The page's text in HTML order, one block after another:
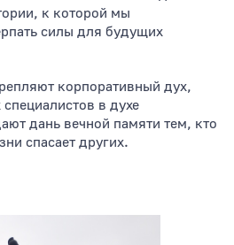
к которой мы
силы для будущих
корпоративный дух,
в духе
дань вечной памяти тем, кто
спасает других.